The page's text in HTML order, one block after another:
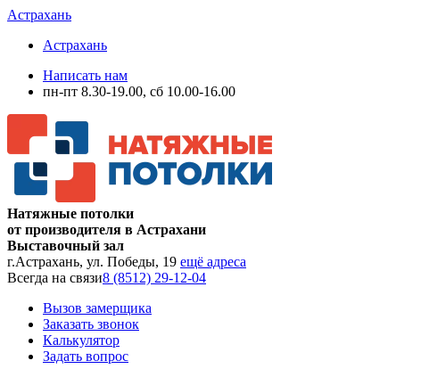
Астрахань
Астрахань
Написать нам
пн-пт 8.30-19.00, сб 10.00-16.00
Натяжные потолки
от производителя в Астрахани
Выставочный зал
г.Астрахань, ул. Победы, 19 ещё адреса
Всегда на связи8 (8512) 29-12-04
Вызов замерщика
Заказать звонок
Калькулятор
Задать вопрос